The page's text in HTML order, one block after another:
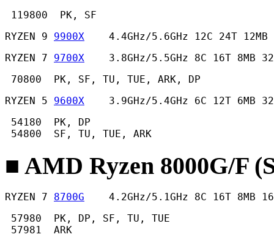
119800  PK, SF
RYZEN 9 9900X
4.4GHz/5.6GHz 12C 24T 12MB
RYZEN 7 9700X
3.8GHz/5.5GHz 8C 16T 8MB
70800  PK, SF, TU, TUE, ARK, DP
RYZEN 5 9600X
3.9GHz/5.4GHz 6C 12T 6MB
54180  PK, DP
54800  SF, TU, TUE, ARK
■ AMD Ryzen 8000G/F
RYZEN 7 8700G
4.2GHz/5.1GHz 8C 16T 8MB
57980  PK, DP, SF, TU, TUE
57981  ARK